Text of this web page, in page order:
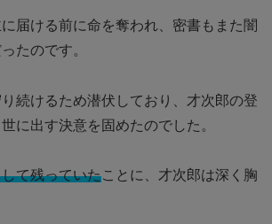
届ける前に命を奪われ、密書もまた闇
たのです。
続けるため潜伏しており、才次郎の登
に出す決意を固めたのでした。
て残っていたことに、才次郎は深く胸